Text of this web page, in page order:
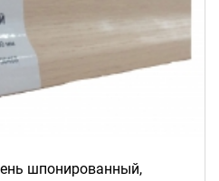
шпонированный,